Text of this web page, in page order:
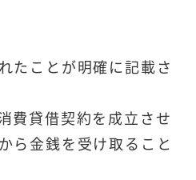
たことが明確に記載さ
費貸借契約を成立させ
ら金銭を受け取ること